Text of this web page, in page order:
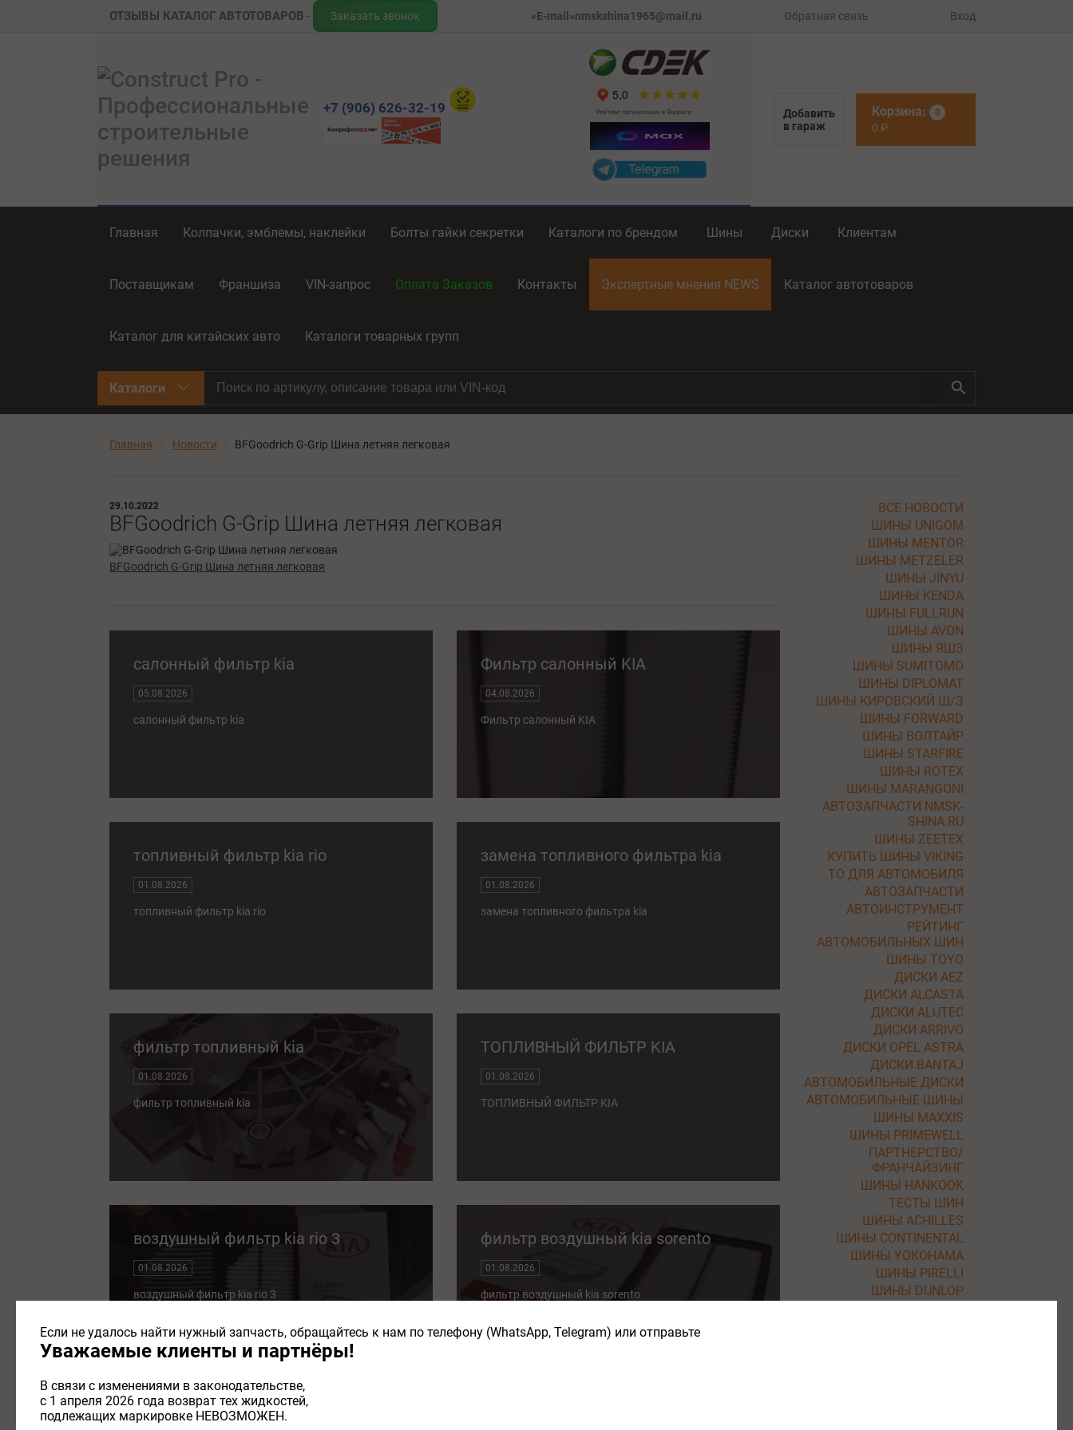
ОТЗЫВЫ КАТАЛОГ АВТОТОВАРОВ Заказать звонок «E-mail»nmskshina1965@mail.ru Обратная связь Вход
+7 (906) 626-32-19
Добавить
в гараж
Корзина: 0
0 ₽
Главная Колпачки, эмблемы, наклейки Болты гайки секретки Каталоги по брендом Шины Диски Клиентам
Поставщикам Франшиза VIN-запрос Оплата Заказов Контакты Экспертные мнения NEWS Каталог автотоваров
Каталог для китайских авто Каталоги товарных групп
Каталоги
Главная Новости BFGoodrich G-Grip Шина летняя легковая
ВСЕ НОВОСТИ
ШИНЫ UNIGOM
ШИНЫ MENTOR
ШИНЫ METZELER
ШИНЫ JINYU
ШИНЫ KENDA
ШИНЫ FULLRUN
ШИНЫ AVON
ШИНЫ ЯШЗ
ШИНЫ SUMITOMO
ШИНЫ DIPLOMAT
ШИНЫ КИРОВСКИЙ Ш/З
ШИНЫ FORWARD
ШИНЫ ВОЛТАЙР
ШИНЫ STARFIRE
ШИНЫ ROTEX
ШИНЫ MARANGONI
АВТОЗАПЧАСТИ NMSK-
SHINA.RU
ШИНЫ ZEETEX
КУПИТЬ ШИНЫ VIKING
ТО ДЛЯ АВТОМОБИЛЯ
АВТОЗАПЧАСТИ
АВТОИНСТРУМЕНТ
РЕЙТИНГ
АВТОМОБИЛЬНЫХ ШИН
ШИНЫ TOYO
ДИСКИ AEZ
ДИСКИ ALCASTA
ДИСКИ ALUTEC
ДИСКИ ARRIVO
ДИСКИ OPEL ASTRA
ДИСКИ BANTAJ
АВТОМОБИЛЬНЫЕ ДИСКИ
АВТОМОБИЛЬНЫЕ ШИНЫ
ШИНЫ MAXXIS
ШИНЫ PRIMEWELL
ПАРТНЕРСТВО/
ФРАНЧАЙЗИНГ
ШИНЫ HANKOOK
ТЕСТЫ ШИН
ШИНЫ ACHILLES
ШИНЫ CONTINENTAL
ШИНЫ YOKOHAMA
ШИНЫ PIRELLI
ШИНЫ DUNLOP
29.10.2022
BFGoodrich G-Grip Шина летняя легковая
BFGoodrich G-Grip Шина летняя легковая
салонный фильтр kia
05.08.2026
салонный фильтр kia
Фильтр салонный KIA
04.08.2026
Фильтр салонный KIA
топливный фильтр kia rio
01.08.2026
топливный фильтр kia rio
замена топливного фильтра kia
01.08.2026
замена топливного фильтра kia
фильтр топливный kia
01.08.2026
фильтр топливный kia
ТОПЛИВНЫЙ ФИЛЬТР KIA
01.08.2026
ТОПЛИВНЫЙ ФИЛЬТР KIA
воздушный фильтр kia rio 3
01.08.2026
воздушный фильтр kia rio 3
фильтр воздушный kia sorento
01.08.2026
фильтр воздушный kia sorento
Если не удалось найти нужный запчасть, обращайтесь к нам по телефону (WhatsApp, Telegram) или отправьте
Уважаемые клиенты и партнёры!
В связи с изменениями в законодательстве,
с 1 апреля 2026 года возврат тех жидкостей,
подлежащих маркировке НЕВОЗМОЖЕН.